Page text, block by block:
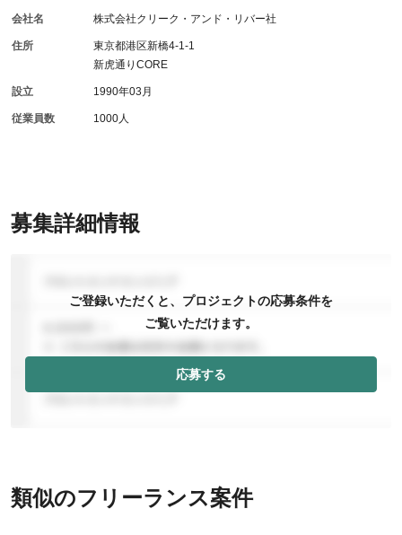
募集詳細情報
ご登録いただくと、プロジェクトの応募条件を
ご覧いただけます。
応募する
会社名 株式会社クリーク・アンド・リバー社
住所
東京都港区新橋4-1-1
新虎通りCORE
設立 1990年03月
従業員数 1000人
類似のフリーランス案件